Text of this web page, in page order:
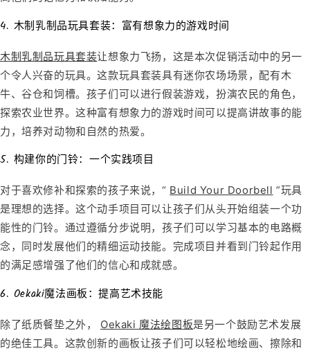
4. 木制乳制品玩具套装：富有想象力的游戏时间
木制乳制品玩具套装让想象力飞扬 ，这是本次促销活动中的另一
个令人兴奋的玩具。这款玩具套装具有迷你农场场景，配有木
牛、谷仓和饲槽。孩子们可以进行假装游戏，扮演农民的角色，
探索农业世界。这种富有想象力的游戏时间可以提高讲故事的能
力，培养对动物和自然的热爱。
5. 构建你的门铃：一个实践项目
对于喜欢修补和探索的孩子来说，“ Build Your Doorbell ”玩具
是理想的选择。这个动手项目可以让孩子们从头开始组装一个功
能性的门铃。通过遵循分步说明，孩子们可以学习基本的电路概
念，同时发展他们的精细运动技能。完成项目并看到门铃起作用
的满足感增强了他们的信心和成就感。
6. Oekaki魔法画板：提高艺术技能
除了纸质餐垫之外， Oekaki 魔法绘图板是另一个鼓励艺术发展
的绝佳工具。这款创新的画板让孩子们可以轻松地绘画、擦除和